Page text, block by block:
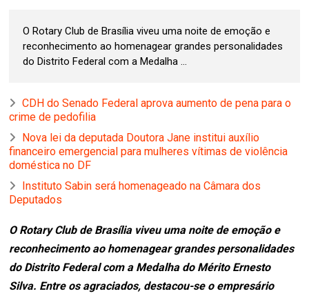
O Rotary Club de Brasília viveu uma noite de emoção e
reconhecimento ao homenagear grandes personalidades
do Distrito Federal com a Medalha ...
CDH do Senado Federal aprova aumento de pena para o
crime de pedofilia
Nova lei da deputada Doutora Jane institui auxílio
financeiro emergencial para mulheres vítimas de violência
doméstica no DF
Instituto Sabin será homenageado na Câmara dos
Deputados
O Rotary Club de Brasília viveu uma noite de emoção e
reconhecimento ao homenagear grandes personalidades
do Distrito Federal com a Medalha do Mérito Ernesto
Silva. Entre os agraciados, destacou-se o empresário